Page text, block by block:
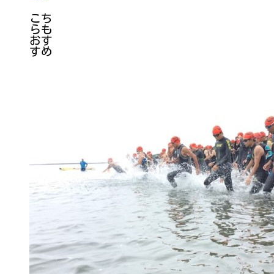
こち
らも
おす
すめ